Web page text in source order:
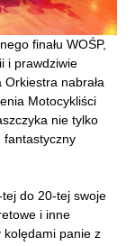
finału WOŚP,
i prawdziwie
nabrała
Motocykliści
nie tylko
fantastyczny
do 20-tej swoje
i inne
kolędami panie z